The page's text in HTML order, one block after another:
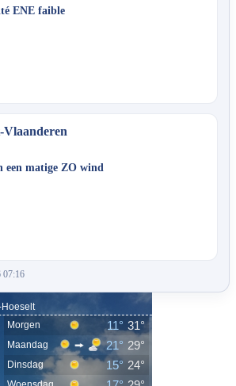
ENE faible
Vlaanderen
een matige ZO wind
07:16